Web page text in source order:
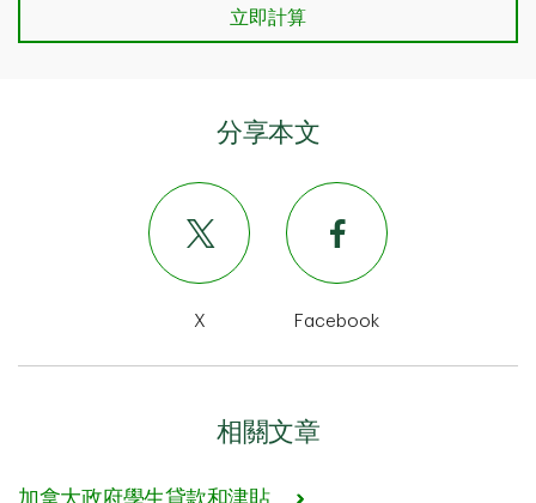
TD學生預算計算機
立即計算
分享本文
X Facebook
相關文章